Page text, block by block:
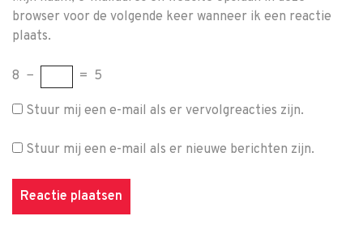
browser voor de volgende keer wanneer ik een reactie
plaats.
8 − = 5
Stuur mij een e-mail als er vervolgreacties zijn.
Stuur mij een e-mail als er nieuwe berichten zijn.